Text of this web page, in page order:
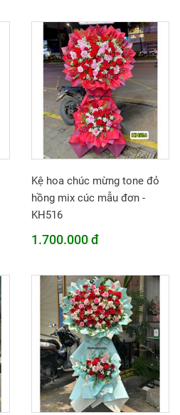
Kệ hoa chúc mừng tone đỏ
hồng mix cúc mẫu đơn -
KH516
1.700.000 đ